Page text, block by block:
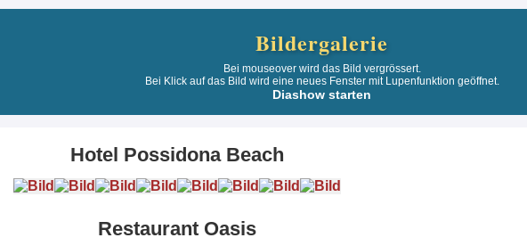
Bildergalerie
Bei mouseover wird das Bild vergrössert.
Bei Klick auf das Bild wird eine neues Fenster mit Lupenfunktion geöffnet.
Diashow starten
Hotel Possidona Beach
Restaurant Oasis